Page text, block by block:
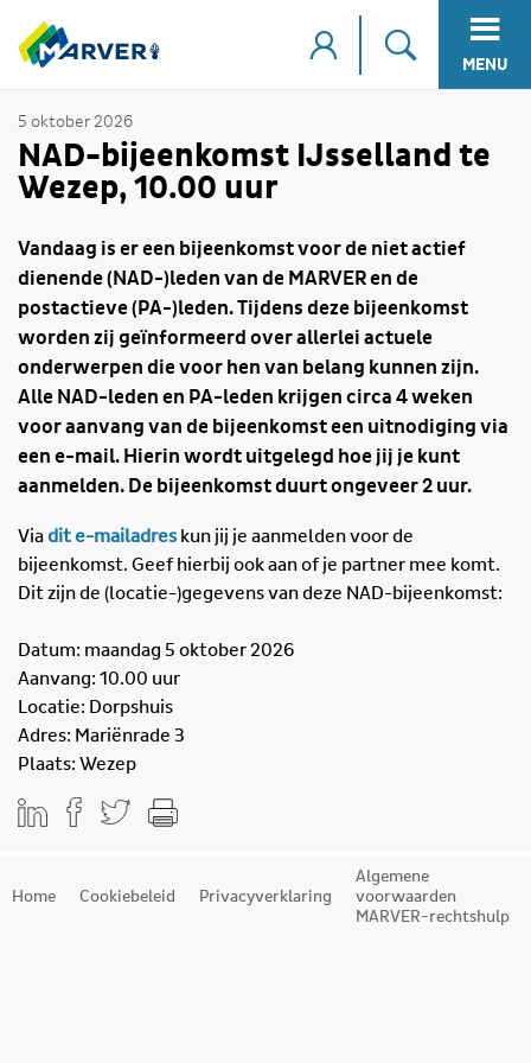
MENU
5 oktober 2026
NAD-bijeenkomst IJsselland te
Wezep, 10.00 uur
Vandaag is er een bijeenkomst voor de niet actief
dienende (NAD-)leden van de MARVER en de
postactieve (PA-)leden. Tijdens deze bijeenkomst
worden zij geïnformeerd over allerlei actuele
onderwerpen die voor hen van belang kunnen zijn.
Alle NAD-leden en PA-leden krijgen circa 4 weken
voor aanvang van de bijeenkomst een uitnodiging via
een e-mail. Hierin wordt uitgelegd hoe jij je kunt
aanmelden. De bijeenkomst duurt ongeveer 2 uur.
Viadit e-mailadreskun jij je aanmelden voor de
bijeenkomst. Geef hierbij ook aan of je partner mee komt.
Dit zijn de (locatie-)gegevens van deze NAD-bijeenkomst:
Datum: maandag 5 oktober 2026
Aanvang: 10.00 uur
Locatie: Dorpshuis
Adres: Mariënrade 3
Plaats: Wezep
Home Cookiebeleid Privacyverklaring
Algemene
voorwaarden
MARVER-rechtshulp